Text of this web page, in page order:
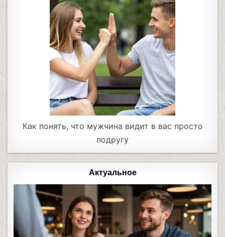
Как понять, что мужчина видит в вас просто
подругу
Актуальное